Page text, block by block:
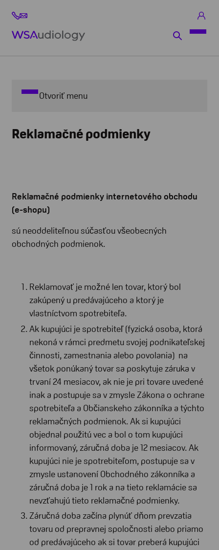
Otvoriť menu
Reklamačné podmienky
Reklamačné podmienky internetového obchodu
(e-shopu)
sú neoddeliteľnou súčasťou všeobecných
obchodných podmienok.
Reklamovať je možné len tovar, ktorý bol
zakúpený u predávajúceho a ktorý je
vlastníctvom spotrebiteľa.
Ak kupujúci je spotrebiteľ (fyzická osoba, ktorá
nekoná v rámci predmetu svojej podnikateľskej
činnosti, zamestnania alebo povolania) na
všetok ponúkaný tovar sa poskytuje záruka v
trvaní 24 mesiacov, ak nie je pri tovare uvedené
inak a postupuje sa v zmysle Zákona o ochrane
spotrebiteľa a Občianskeho zákonníka a týchto
reklamačných podmienok. Ak si kupujúci
objednal použitú vec a bol o tom kupujúci
informovaný, záručná doba je 12 mesiacov. Ak
kupujúci nie je spotrebiteľom, postupuje sa v
zmysle ustanovení Obchodného zákonníka a
záručná doba je 1 rok a na tieto reklamácie sa
nevzťahujú tieto reklamačné podmienky.
Záručná doba začína plynúť dňom prevzatia
tovaru od prepravnej spoločnosti alebo priamo
od predávajúceho ak si tovar preberá kupujúci